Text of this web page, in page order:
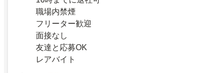
職場内禁煙
フリーター歓迎
面接なし
友達と応募OK
レアバイト